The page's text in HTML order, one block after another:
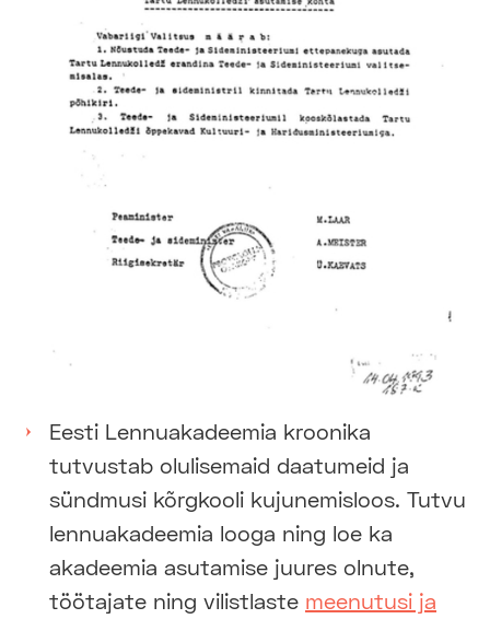
Eesti Lennuakadeemia kroonika
tutvustab olulisemaid daatumeid ja
sündmusi kõrgkooli kujunemisloos. Tutvu
lennuakadeemia looga ning loe ka
akadeemia asutamise juures olnute,
töötajate ning vilistlaste meenutusi ja